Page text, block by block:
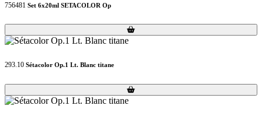
756481 Set 6x20ml SETACOLOR Op
Loading...
Loading...
293.10 Sétacolor Op.1 Lt. Blanc titane
Loading...
Loading...